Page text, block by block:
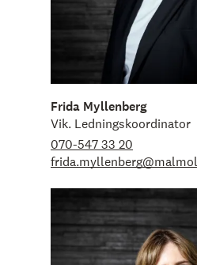
Frida Myllenberg
Vik. Ledningskoordinator
070-547 33 20